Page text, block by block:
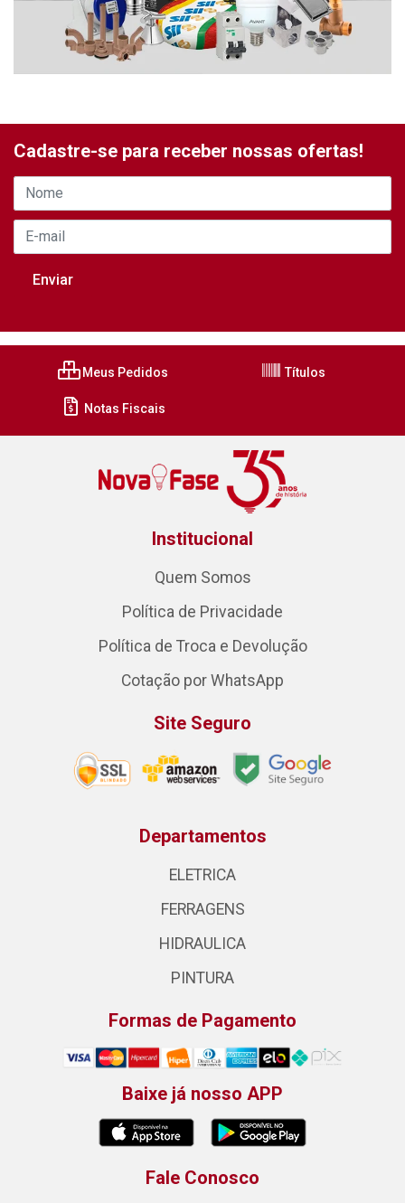
Cadastre-se para receber nossas ofertas!
Meus Pedidos Títulos
Notas Fiscais
Institucional
Quem Somos
Política de Privacidade
Política de Troca e Devolução
Cotação por WhatsApp
Site Seguro
Departamentos
ELETRICA
FERRAGENS
HIDRAULICA
PINTURA
Formas de Pagamento
Baixe já nosso APP
Fale Conosco